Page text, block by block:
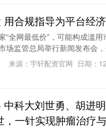
用合规指导为平台经
“全网最低价”，可能构成滥
场监管总局举行新闻发布会
来源：宇轩配资官网 日期：
科大刘世勇、胡进
，一针实现肿瘤治疗